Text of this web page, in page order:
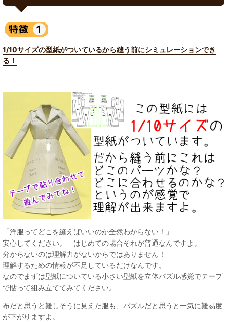
1/10サイズの型紙がついているから縫う前にシミュレーションでき
る！
「洋服ってどこを縫えばいいのか全然わからない！」
安心してください。 はじめての場合それが普通なんですよ。
分からないのは理解力がないからではありません！
理解するための情報が不足しているだけなんです。
なのでまずは型紙についている小さい型紙を立体パズル感覚でテープ
で貼って組み立ててみてください。
布だと思うと難しそうに見えた服も、パズルだと思うと一気に難易度
が下がりますよ。